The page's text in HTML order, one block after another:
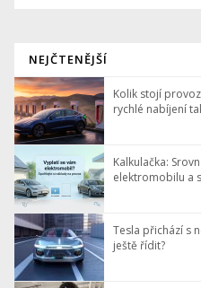
NEJČTENĚJŠÍ
Kolik stojí
rychlé nabíjení
Kalkulačka:
elektromobilu a
Tesla přichází s
ještě řídit?